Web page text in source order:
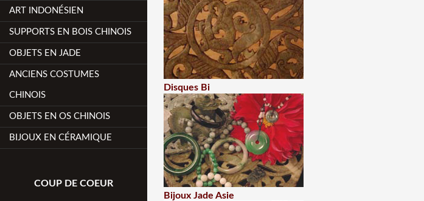
ART INDONÉSIEN
SUPPORTS EN BOIS CHINOIS
OBJETS EN JADE
ANCIENS COSTUMES
CHINOIS
OBJETS EN OS CHINOIS
BIJOUX EN CÉRAMIQUE
COUP DE COEUR
Disques Bi
Bijoux Jade Asie